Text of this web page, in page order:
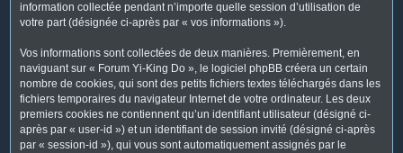
information collectée pendant n’importe quelle session d’utilisation de
votre part (désignée ci-après par « vos informations »).
Vos informations sont collectées de deux manières. Premièrement, en
naviguant sur « Forum Yi-King Do », le logiciel phpBB créera un certain
nombre de cookies, qui sont des petits fichiers textes téléchargés dans les
fichiers temporaires du navigateur Internet de votre ordinateur. Les deux
premiers cookies ne contiennent qu’un identifiant utilisateur (désigné ci-
après par « user-id ») et un identifiant de session invité (désigné ci-après
par « session-id »), qui vous sont automatiquement assignés par le